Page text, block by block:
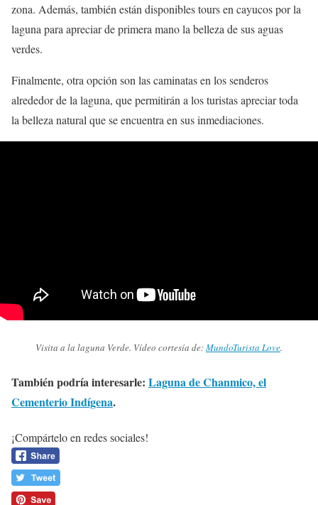
zona. Además, también están disponibles tours en cayucos por la
laguna para apreciar de primera mano la belleza de sus aguas
verdes.
Finalmente, otra opción son las caminatas en los senderos
alrededor de la laguna, que permitirán a los turistas apreciar toda
la belleza natural que se encuentra en sus inmediaciones.
Visita a la laguna Verde. Vídeo cortesía de:MundoTurista Love.
También podría interesarle: Laguna de Chanmico, el
Cementerio Indígena.
¡Compártelo en redes sociales!